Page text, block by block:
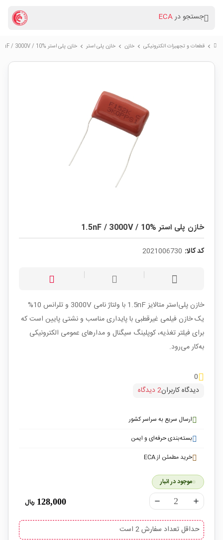
جستجو درECA
chevron_right قطعات و تجهیزات الکترونیکی chevron_right خازن chevron_right خازن پلی استر chevron_right خازن پلی استر 1.5nF / 3000V / 10%
خازن پلی استر 1.5nF / 3000V / 10%
کد کالا: 2021006730
خازن پلی‌استر متالایز 1.5nF با ولتاژ نامی 3000V و تلرانس 10%
یک خازن فیلمی غیرقطبی با پایداری مناسب و نشتی پایین است که
برای فیلتر تغذیه، کوپلینگ سیگنال و مدارهای عمومی الکترونیکی
به‌کار می‌رود.
0
دیدگاه کاربران2 دیدگاه
ارسال سریع به سراسر کشور
بسته‌بندی حرفه‌ای و ایمن
خرید مطمئن از ECA
موجود در انبار
remove add
128,000 ریال
حداقل تعداد سفارش 2 است